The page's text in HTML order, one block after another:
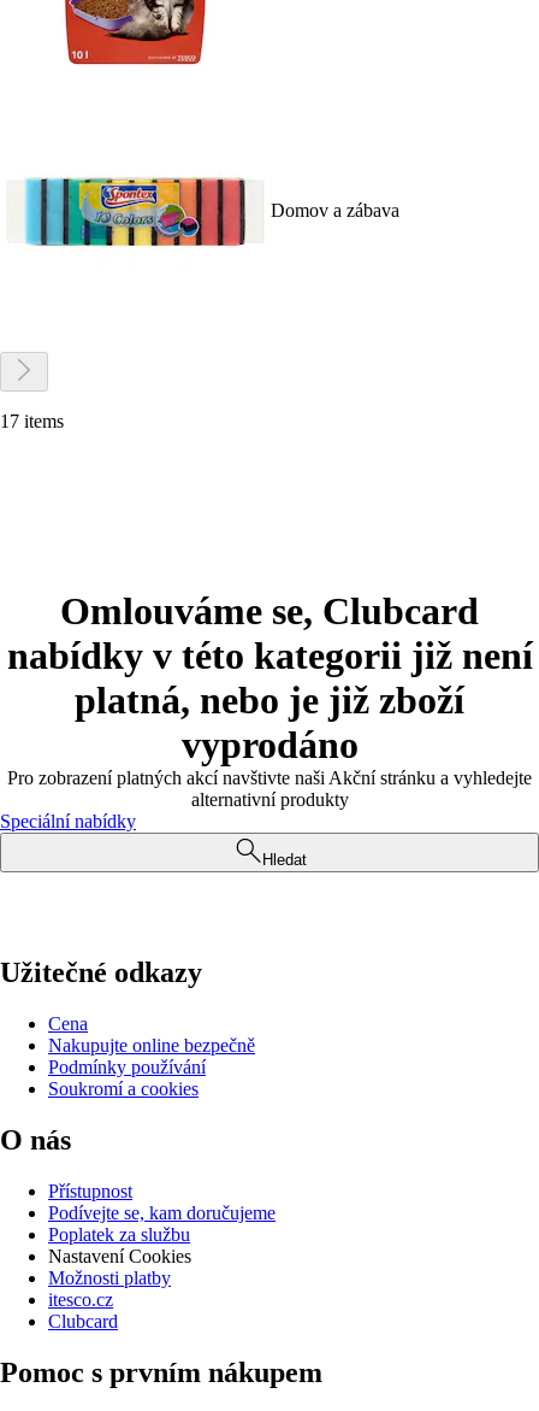
Domov a zábava
17 items
Omlouváme se, Clubcard
nabídky v této kategorii již není
platná, nebo je již zboží
vyprodáno
Pro zobrazení platných akcí navštivte naši Akční stránku a vyhledejte
alternativní produkty
Speciální nabídky
Hledat
Užitečné odkazy
Cena
Nakupujte online bezpečně
Podmínky používání
Soukromí a cookies
O nás
Přístupnost
Podívejte se, kam doručujeme
Poplatek za službu
Nastavení Cookies
Možnosti platby
itesco.cz
Clubcard
Pomoc s prvním nákupem